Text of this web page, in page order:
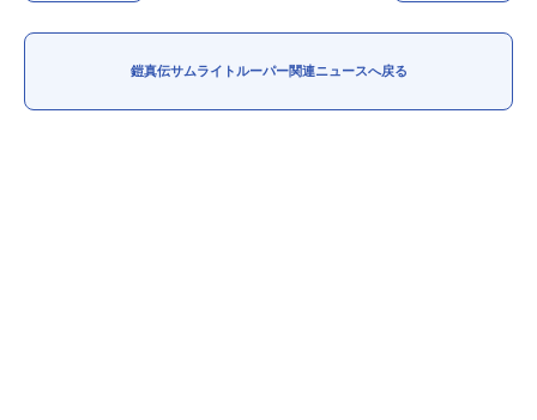
男性声優/女性声優一覧
FOLLOW US
鎧真伝サムライトルーパー関連ニュースへ戻る